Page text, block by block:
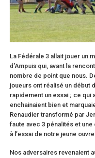
La Fédérale 3 allait jouer un
d’Ampuis qui, avant la
nombre de point que nous.
joueurs ont réalisé un début
rapidement un essai ; ce qui
enchainaient bien et
Renaudier transformé par
faute avec 3 pénalités et
à l’essai de notre jeune
Nos adversaires revenaient